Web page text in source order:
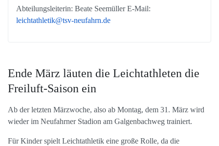
Abteilungsleiterin: Beate Seemüller E-Mail:
leichtathletik@tsv-neufahrn.de
Ende März läuten die Leichtathleten die
Freiluft-Saison ein
Ab der letzten Märzwoche, also ab Montag, dem 31. März wird
wieder im Neufahrner Stadion am Galgenbachweg trainiert.
Für Kinder spielt Leichtathletik eine große Rolle, da die